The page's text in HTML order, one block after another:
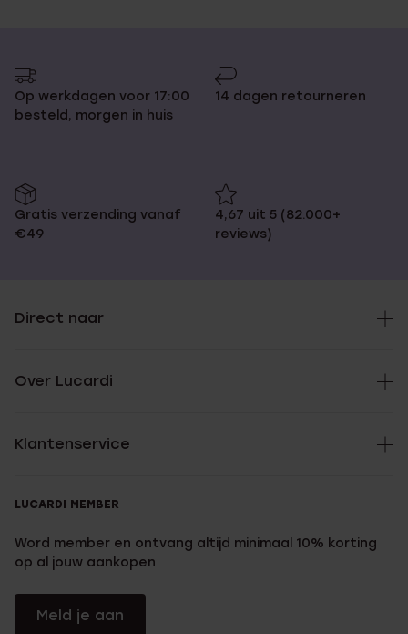
Op werkdagen voor 17:00
besteld, morgen in huis
14 dagen retourneren
Gratis verzending vanaf
€49
4,67 uit 5 (82.000+
reviews)
Direct naar
Over Lucardi
Klantenservice
LUCARDI MEMBER
Word member en ontvang altijd minimaal 10% korting
op al jouw aankopen
Meld je aan